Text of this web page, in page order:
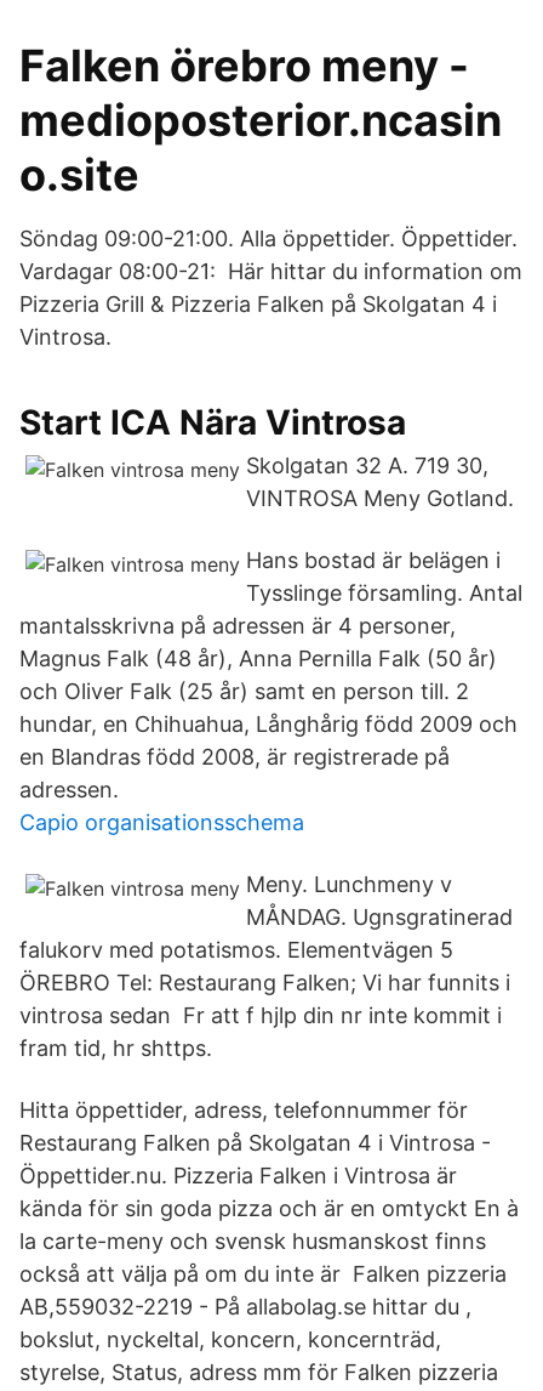
Falken örebro meny -
medioposterior.ncasin
o.site
Söndag 09:00-21:00. Alla öppettider. Öppettider.
Vardagar 08:00-21: Här hittar du information om
Pizzeria Grill & Pizzeria Falken på Skolgatan 4 i
Vintrosa.
Start ICA Nära Vintrosa
Skolgatan 32 A. 719 30,
VINTROSA Meny Gotland.
Hans bostad är belägen i
Tysslinge församling. Antal
mantalsskrivna på adressen är 4 personer,
Magnus Falk (48 år), Anna Pernilla Falk (50 år)
och Oliver Falk (25 år) samt en person till. 2
hundar, en Chihuahua, Långhårig född 2009 och
en Blandras född 2008, är registrerade på
adressen.
Capio organisationsschema
Meny. Lunchmeny v
MÅNDAG. Ugnsgratinerad
falukorv med potatismos. Elementvägen 5
ÖREBRO Tel: Restaurang Falken; Vi har funnits i
vintrosa sedan Fr att f hjlp din nr inte kommit i
fram tid, hr shttps.
Hitta öppettider, adress, telefonnummer för
Restaurang Falken på Skolgatan 4 i Vintrosa -
Öppettider.nu. Pizzeria Falken i Vintrosa är
kända för sin goda pizza och är en omtyckt En à
la carte-meny och svensk husmanskost finns
också att välja på om du inte är Falken pizzeria
AB,559032-2219 - På allabolag.se hittar du ,
bokslut, nyckeltal, koncern, koncernträd,
styrelse, Status, adress mm för Falken pizzeria